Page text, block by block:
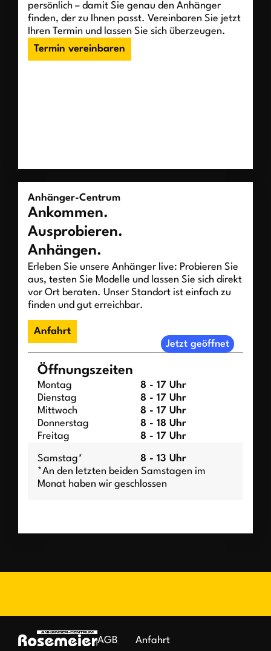
persönlich – damit Sie genau den Anhänger
finden, der zu Ihnen passt. Vereinbaren Sie jetzt
Ihren Termin und lassen Sie sich überzeugen.
Termin vereinbaren
Anhänger-Centrum
Ankommen.
Ausprobieren.
Anhängen.
Erleben Sie unsere Anhänger live: Probieren Sie
aus, testen Sie Modelle und lassen Sie sich direkt
vor Ort beraten. Unser Standort ist einfach zu
finden und gut erreichbar.
Anfahrt
Jetzt geöffnet
Öffnungszeiten
Montag
8 - 17 Uhr
Dienstag
8 - 17 Uhr
Mittwoch
8 - 17 Uhr
Donnerstag
8 - 18 Uhr
Freitag
8 - 17 Uhr
Samstag*
8 - 13 Uhr
*An den letzten beiden Samstagen im
Monat haben wir geschlossen
AGB Anfahrt